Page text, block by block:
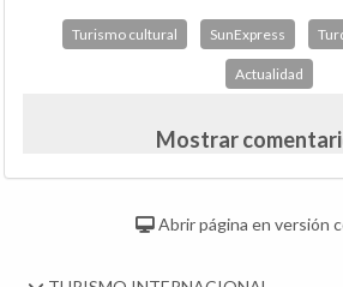
Turismo cultural SunExpress
Actualidad
Mostrar
Abrir página en versión